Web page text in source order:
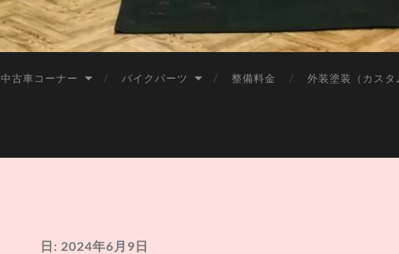
央
区
洲
ッ
中古車コーナー バイクパーツ 整備料金 外装塗装（カスタ
日: 2024年6月9日